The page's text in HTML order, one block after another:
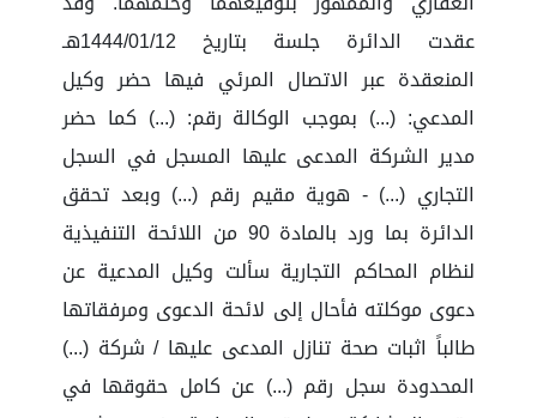
عقدت الدائرة جلسة بتاريخ 1444/01/12هـ
المنعقدة عبر الاتصال المرئي فيها حضر وكيل
المدعي: (...) بموجب الوكالة رقم: (...) كما حضر
مدير الشركة المدعى عليها المسجل في السجل
التجاري (...) - هوية مقيم رقم (...) وبعد تحقق
الدائرة بما ورد بالمادة 90 من اللائحة التنفيذية
لنظام المحاكم التجارية سألت وكيل المدعية عن
دعوى موكلته فأحال إلى لائحة الدعوى ومرفقاتها
طالباً اثبات صحة تنازل المدعى عليها / شركة (...)
المحدودة سجل رقم (...) عن كامل حقوقها في